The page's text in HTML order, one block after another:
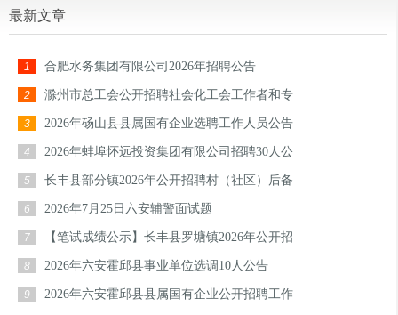
最新文章
1 合肥水务集团有限公司2026年招聘公告
2 滁州市总工会公开招聘社会化工会工作者和专
3 2026年砀山县县属国有企业选聘工作人员公告
4 2026年蚌埠怀远投资集团有限公司招聘30人公
5 长丰县部分镇2026年公开招聘村（社区）后备
6 2026年7月25日六安辅警面试题
7 【笔试成绩公示】长丰县罗塘镇2026年公开招
8 2026年六安霍邱县事业单位选调10人公告
9 2026年六安霍邱县县属国有企业公开招聘工作